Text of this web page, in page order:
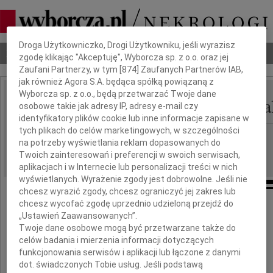
Nekrologi Odeszli Poradnik pogrzebowy
IMIĘ I NAZWISKO: Katarzyna Kowal-
REGION: Łódź
DATA EMISJI: 11.08.2015
Z głębokim żalem przyjęliśmy wiadomość
o śmierci
prof. dr hab. inż.
Dbamy o Twoją prywatność
Droga Użytkowniczko, Drogi Użytkowniku, jeśli wyrazisz
zgodę klikając "Akceptuję", Wyborcza sp. z o.o. oraz jej
Zaufani Partnerzy, w tym [874 ] Zaufanych Partnerów IAB,
jak również Agora S.A. będąca spółką powiązaną z
Wyborcza sp. z o.o., będą przetwarzać Twoje dane
osobowe takie jak adresy IP, adresy e-mail czy
identyfikatory plików cookie lub inne informacje zapisane w
tych plikach do celów marketingowych, w szczególności
na potrzeby wyświetlania reklam dopasowanych do
Twoich zainteresowań i preferencji w swoich serwisach,
aplikacjach i w Internecie lub personalizacji treści w nich
wyświetlanych. Wyrażenie zgody jest dobrowolne. Jeśli nie
chcesz wyrazić zgody, chcesz ograniczyć jej zakres lub
chcesz wycofać zgodę uprzednio udzieloną przejdź do
„Ustawień Zaawansowanych”.
Twoje dane osobowe mogą być przetwarzane także do
celów badania i mierzenia informacji dotyczących
funkcjonowania serwisów i aplikacji lub łączone z danymi
dot. świadczonych Tobie usług. Jeśli podstawą